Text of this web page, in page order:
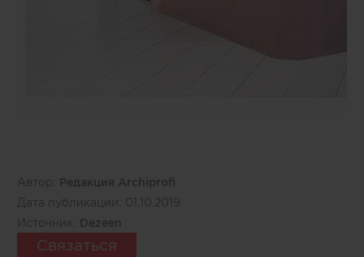
Автор:
Редакция Archiprofi
Дата публикации: 01.10.2019
Источник:
Dezeen
Связаться